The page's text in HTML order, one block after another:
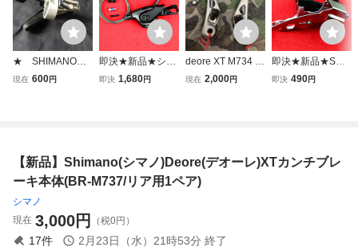
★ SHIMANO
DEORE XT フ
現在 600円
即決★新品★シマ
ノ★DEORE XT★
即決 1,680円
deore XT M734 カ
ンチブレーキ カン
現在 2,000円
即決★新品★SHI
MANO★シマノ★
即決 490円
【新品】Shimano(シマノ)Deore(デオーレ)XTカンチブレ
ーキ本体(BR-M737/リア用1ペア)
シマノ
現在 3,000円 （税0円）
17件 2月23日（水）21時53分 終了